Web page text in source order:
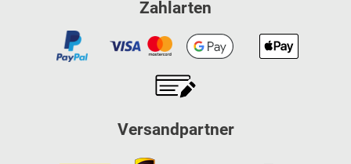
Zahlarten
Versandpartner